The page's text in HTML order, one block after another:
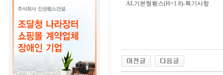
AL기본형휀스(H=1.8)-특기사항